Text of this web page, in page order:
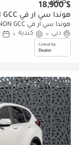
$ 18,900
هوندا سي آر في EX-L (NON GCC)
هوندا سي آر في EX-L (NON GCC)
دبي
كندية